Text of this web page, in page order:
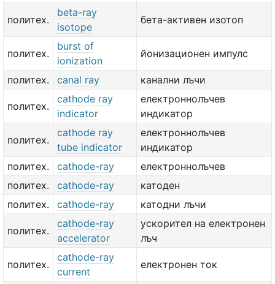
политех.
beta-ray
isotope
бета-активен изотоп
политех.
burst of
ionization
йонизационен импулс
политех. canal ray канални лъчи
политех.
cathode ray
indicator
електроннолъчев
индикатор
политех.
cathode ray
tube indicator
електроннолъчев
индикатор
политех.
cathode-ray
електроннолъчев
политех.
cathode-ray
катоден
политех.
cathode-ray катодни лъчи
политех.
cathode-ray
accelerator
ускорител на електронен
лъч
политех.
cathode-ray
current
електронен ток